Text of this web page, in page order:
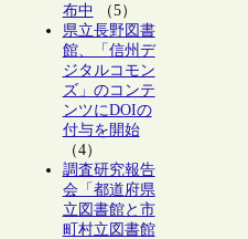
布中 （5）
県立長野図書
館、「信州デ
ジタルコモン
ズ」のコンテ
ンツにDOIの
付与を開始
（4）
調査研究報告
会「都道府県
立図書館と市
町村立図書館